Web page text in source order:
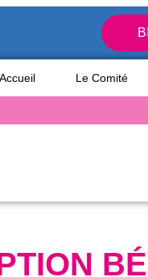
Accueil Le Comité